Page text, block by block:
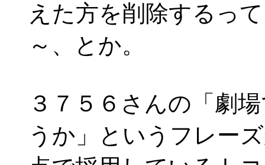
えた方を削除するっ
～、とか。
３７５６さんの「劇
うか」というフレー